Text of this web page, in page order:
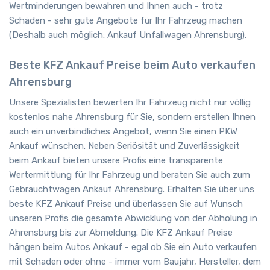
Wertminderungen bewahren und Ihnen auch - trotz
Schäden - sehr gute Angebote für Ihr Fahrzeug machen
(Deshalb auch möglich: Ankauf Unfallwagen Ahrensburg).
Beste KFZ Ankauf Preise beim Auto verkaufen
Ahrensburg
Unsere Spezialisten bewerten Ihr Fahrzeug nicht nur völlig
kostenlos nahe Ahrensburg für Sie, sondern erstellen Ihnen
auch ein unverbindliches Angebot, wenn Sie einen PKW
Ankauf wünschen. Neben Seriösität und Zuverlässigkeit
beim Ankauf bieten unsere Profis eine transparente
Wertermittlung für Ihr Fahrzeug und beraten Sie auch zum
Gebrauchtwagen Ankauf Ahrensburg. Erhalten Sie über uns
beste KFZ Ankauf Preise und überlassen Sie auf Wunsch
unseren Profis die gesamte Abwicklung von der Abholung in
Ahrensburg bis zur Abmeldung. Die KFZ Ankauf Preise
hängen beim Autos Ankauf - egal ob Sie ein Auto verkaufen
mit Schaden oder ohne - immer vom Baujahr, Hersteller, dem